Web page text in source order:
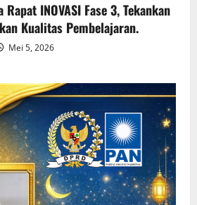
INOVASI Fase 3, Tekankan
Kualitas Pembelajaran.
Mei 5, 2026